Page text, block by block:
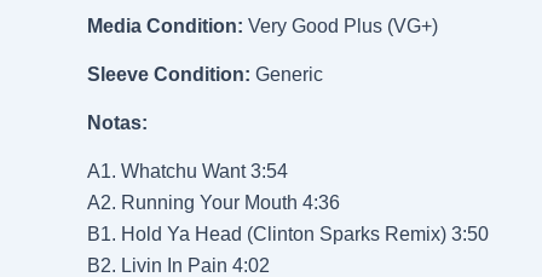
Media Condition: Very Good Plus (VG+)
Sleeve Condition: Generic
Notas:
A1. Whatchu Want 3:54
A2. Running Your Mouth 4:36
B1. Hold Ya Head (Clinton Sparks Remix) 3:50
B2. Livin In Pain 4:02